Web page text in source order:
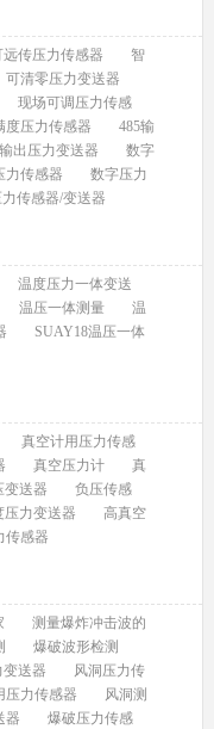
远传压力传感器
智
可清零压力变送器
现场可调压力传感
度压力传感器
485输
出压力变送器
数字
力传感器
数字压力
传感器/变送器
温度压力一体变送
温压一体测量
温
SUAY18温压一体
真空计用压力传感
真空压力计
真
变送器
负压传感
压力变送器
高真空
传感器
测量爆炸冲击波的
爆破波形检测
变送器
风洞压力传
压力传感器
风洞测
器
爆破压力传感